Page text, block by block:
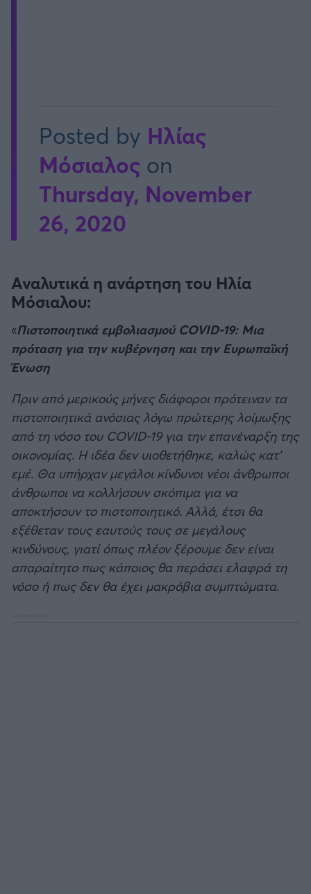
Posted by Ηλίας
Μόσιαλος on
Thursday, November
26, 2020
Αναλυτικά η ανάρτηση του Ηλία
Μόσιαλου:
«Πιστοποιητικά εμβολιασμού COVID-19: Μια
πρόταση για την κυβέρνηση και την Ευρωπαϊκή
Ένωση
Πριν από μερικούς μήνες διάφοροι πρότειναν τα
πιστοποιητικά ανόσιας λόγω πρώτερης λοίμωξης
από τη νόσο του COVID-19 για την επανέναρξη της
οικονομίας. Η ιδέα δεν υιοθετήθηκε, καλώς κατ’
εμέ. Θα υπήρχαν μεγάλοι κίνδυνοι νέοι άνθρωποι
άνθρωποι να κολλήσουν σκόπιμα για να
αποκτήσουν το πιστοποιητικό. Αλλά, έτσι θα
εξέθεταν τους εαυτούς τους σε μεγάλους
κινδύνους, γιατί όπως πλέον ξέρουμε δεν είναι
απαραίτητο πως κάποιος θα περάσει ελαφρά τη
νόσο ή πως δεν θα έχει μακρόβια συμπτώματα.